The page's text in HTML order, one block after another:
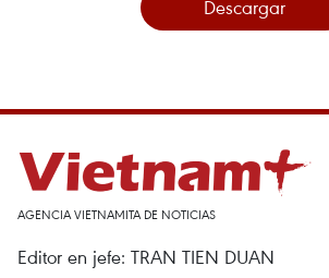
Descargar
AGENCIA VIETNAMITA DE NOTICIAS
Editor en jefe: TRAN TIEN DUAN